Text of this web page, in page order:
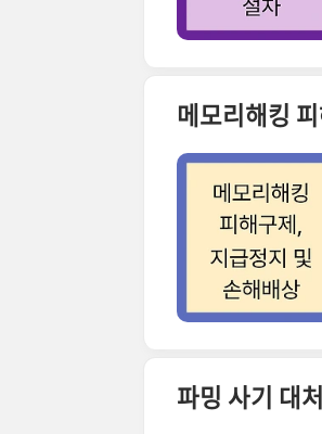
메모리해킹
파밍 사기 대